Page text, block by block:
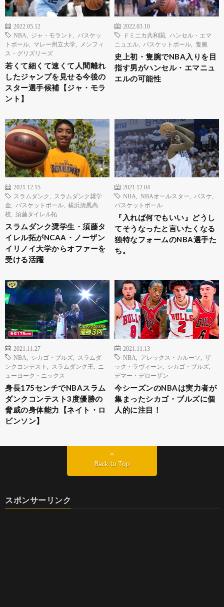
2022.05.12
NBA
ジャ・モラント
バスケッ
トボール
マレー州立大学
メンフィ
ス・グリズリーズ
若くて細くて速くて人間離れ
したジャンプを見せる今後の
スター選手候補【ジャ・モラ
ント】
2022.03.10
ドミニカ共和国
ハンセル・エマ
ニュエル
バスケットボール 隻腕
史上初・隻腕でNBA入りを目
指す男がハンセル・エマニュ
エルの可能性
2021.12.15
スラムダンク
スラムダンク奨学
金
バスケットボール
横浜清風高
校
須藤タイレル拓
スラムダンク奨学生・須藤タ
イレル拓がNCAA・ノーザン
イリノイ大学からオファーを
受ける活躍
2021.12.04
NBA
NBAオールスター バスケ
バスケットボール
『入れば何でもいい』どうし
てそうなったと言いたくなる
独特なフォームのNBA選手た
ち。
2021.11.27
NBA
シカゴ・ブルズ
スラムダ
ンクコンテスト
スラムダンク王
ニ
ューヨーク・ニックス
身長175センチでNBAスラム
ダンクコンテスト3度優勝の
脅威の身体能力【ネイト・ロ
ビンソン】
2021.11.13
NBA
アレックス・カルーソ
ザ
ック・ラヴィーン
シカゴ・ブルズ
デマー・デローザン
今シーズンのNBAは実力者が
集まったシカゴ・ブルズに個
人的に注目！
Back to Top
スポンサーリンク